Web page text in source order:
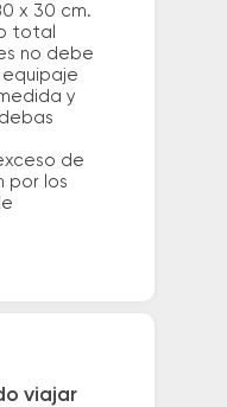
x 30 cm.
total
no debe
equipaje
y
de
por los
viajar